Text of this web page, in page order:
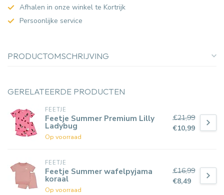
Afhalen in onze winkel te Kortrijk
Persoonlijke service
PRODUCTOMSCHRIJVING
GERELATEERDE PRODUCTEN
FEETJE
Feetje Summer Premium Lilly
Ladybug
Op voorraad
€21,99
€10,99
FEETJE
Feetje Summer wafelpyjama
koraal
Op voorraad
€16,99
€8,49